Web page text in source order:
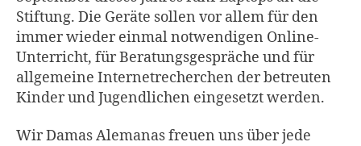
Stiftung. Die Geräte sollen vor allem für den
immer wieder einmal notwendigen Online-
Unterricht, für Beratungsgespräche und für
allgemeine Internetrecherchen der betreuten
Kinder und Jugendlichen eingesetzt werden.
Wir Damas Alemanas freuen uns über jede